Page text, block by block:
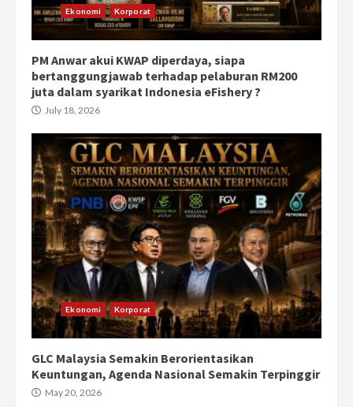
Ekonomi Korporat
PM Anwar akui KWAP diperdaya, siapa
bertanggungjawab terhadap pelaburan RM200
juta dalam syarikat Indonesia eFishery ?
July 18, 2026
Ekonomi Korporat
GLC Malaysia Semakin Berorientasikan
Keuntungan, Agenda Nasional Semakin Terpinggir
May 20, 2026